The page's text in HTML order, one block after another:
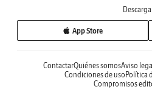
App Store
ContactarQuiénes somosAviso legal
Condiciones de uso Política
Compromisos